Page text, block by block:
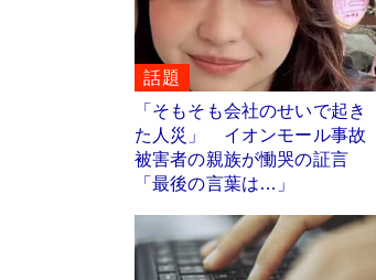
話題
「そもそも会社のせいで起き
た人災」 イオンモール事故
被害者の親族が慟哭の証言
「最後の言葉は…」